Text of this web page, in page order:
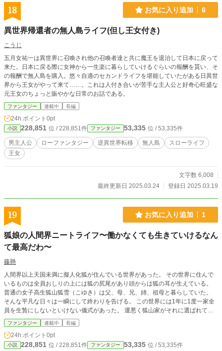
18 お気に入り追加 6
異世界帰還者の無人島ライフ(但し王女付き)
こうじ
五月女祐一は異世界に召喚され他の召喚者達と共に魔王を退治して日本に戻って
来た。日本に戻る際に女神から一生楽に暮らしていけるぐらいの報酬を貰い、そ
の報酬で無人島を購入。悠々自適のセカンドライフを堪能していたがある日異世
界から王女がやって来て……。これは人付き合いが苦手な主人公と好奇心旺盛な
元王女のちょっと賑やかな日常のお話である。
ファンタジー 連載中 長編
24h.ポイント 0pt
小説 228,851 位 / 228,851件 ファンタジー 53,335 位 / 53,335件
男主人公 ローファンタジー 逆異世界転移 無人島
スローライフ
王女
文字数 6,008
最終更新日 2025.03.24
登録日 2025.03.19
19 お気に入り追加 1
狐娘の人間界ニートライフ〜働かなくても生きていけるなん
て最高だわ〜
藤懸
人間界以上天国未満に擬人化狐が住んでいる世界があった。 その世界に住んで
いるものは全員おしりの上には狐の尻尾があり頭からは狐の耳が生えている。
普通の女子高生狐山狐雪（こゆき）は父、母、兄、姉、祖母と暮らしていた。
そんな平凡な日々は一瞬にして終わりを告げる。 この世界には1年に1度一家全
員を生贄にしないといけない儀式があった。 運悪く狐山家がそれに選ばれてし
まう。 狐雪は死にたくなかった。その事を兄に伝える。すると1つだけこの生贄
から逃れる方法があるという。それは人間界に転移するという方法だった。 け
れども兄は1日に1人しか人間界に転移されることができない。 なので一番下の
狐雪だけが人間界に行き運命から逃れることになった。 その後狐雪は人間界で
ファンタジー 連載中 長編
24h.ポイント 0pt
小説 228,851 位 / 228,851件 ファンタジー 53,335 位 / 53,335件